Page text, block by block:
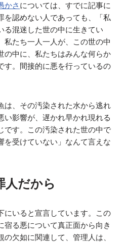
かさ については、すでに記事に
を認めない人であっても、「私
る混迷した世の中に生きてい
私たち一人一人が、この世の中
の中に、私たちはみんな何らか
す。間接的に悪を行っているの
は、その汚染された水から逃れ
い影響が、遅かれ早かれ現れる
です。この汚染された世の中で
を受けていない」なんて言えな
人だから
にいると宣言しています。この
宿る悪について真正面から向き
欠如に関連して、管理人は、